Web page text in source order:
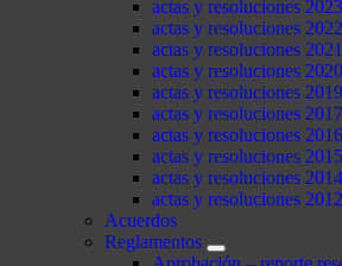
actas y resoluciones 2023
actas y resoluciones 2022
actas y resoluciones 2021
actas y resoluciones 2020
actas y resoluciones 2019
actas y resoluciones 2017
actas y resoluciones 2016
actas y resoluciones 2015
actas y resoluciones 2014
actas y resoluciones 2012
Acuerdos
Reglamentos